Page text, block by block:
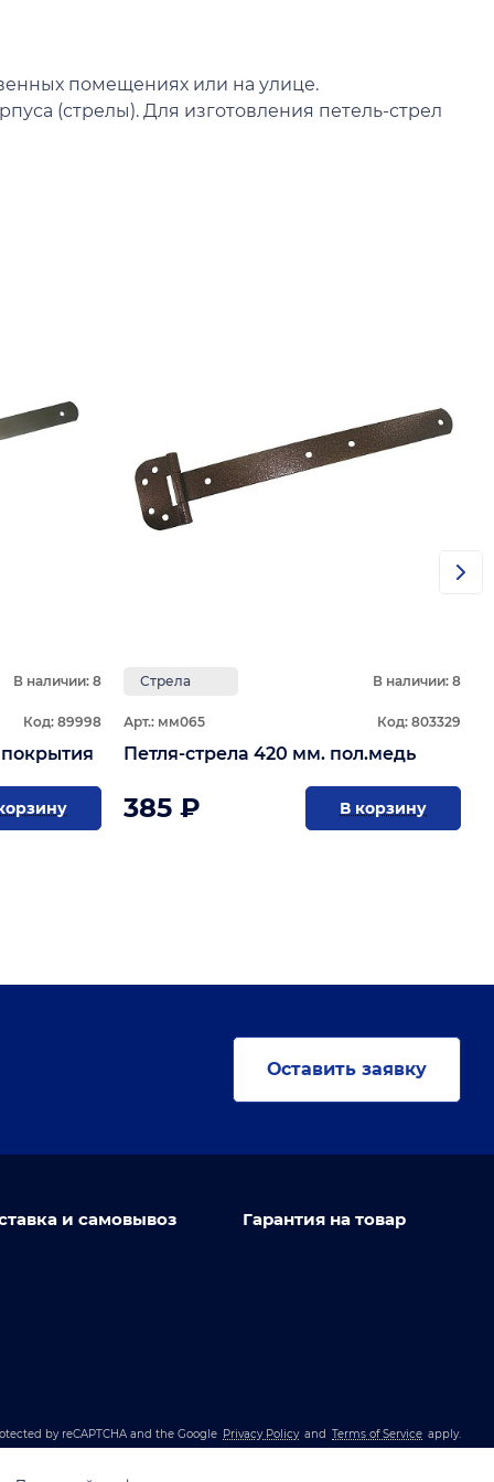
помещениях или на улице.
(стрелы). Для изготовления петель-стрел
В наличии: 8
Код: 89998
без покрытия
Стрела В наличии: 8
Арт.: мм065 Код: 803329
Петля-стрела 420 мм. пол.медь
385 ₽ В корзину
Оставить заявку
и самовывоз Гарантия на товар
by reCAPTCHA and the Google Privacy Policyand Terms of Service apply.